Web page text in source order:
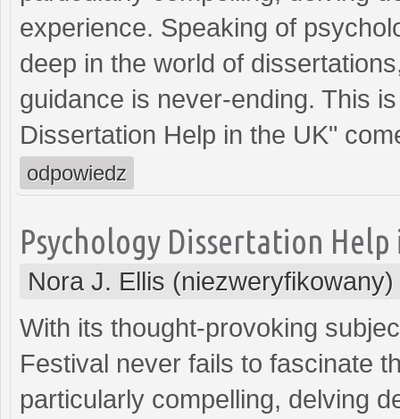
experience. Speaking of
deep in the world of
guidance is never-ending. This
Dissertation Help in the UK"
odpowiedz
Psychology Dissertation Help
Nora J. Ellis (niezweryfikowany)
With its thought-provoking
Festival never fails to fascinate
particularly compelling, delving